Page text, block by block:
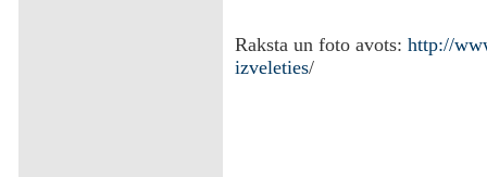
Raksta un foto avots: http://
izveleties/